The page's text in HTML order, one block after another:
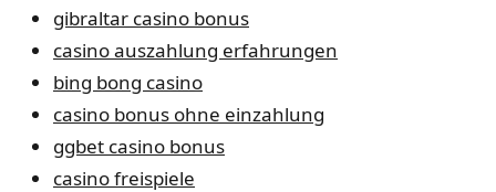
gibraltar casino bonus
casino auszahlung erfahrungen
bing bong casino
casino bonus ohne einzahlung
ggbet casino bonus
casino freispiele